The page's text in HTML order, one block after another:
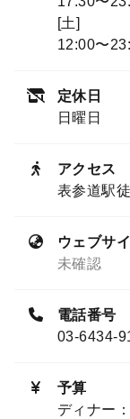
[土]
12:00〜
定休日
日曜日
アクセス
表参道駅
ウェブサ
未確認
電話番号
03-6434-
予算
ディナー